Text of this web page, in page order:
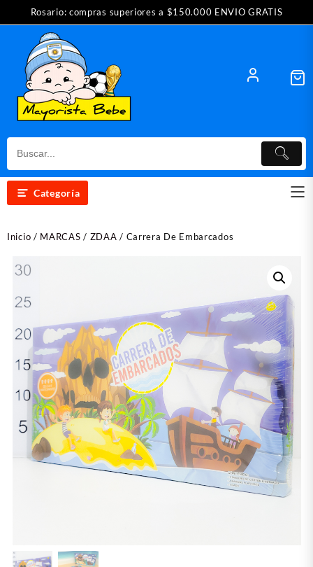
contenido
Rosario: compras superiores a $150.000 ENVIO GRATIS
Categoría
Inicio / MARCAS / ZDAA / Carrera De Embarcados